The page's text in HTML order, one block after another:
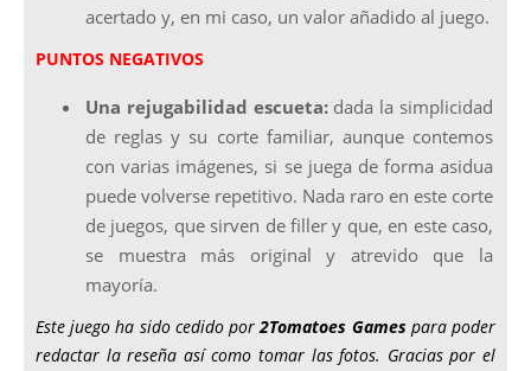
acertado y, en mi caso, un valor añadido al juego.
PUNTOS NEGATIVOS
Una rejugabilidad escueta:dada la simplicidad
de reglas y su corte familiar, aunque contemos
con varias imágenes, si se juega de forma asidua
puede volverse repetitivo. Nada raro en este corte
de juegos, que sirven de filler y que, en este caso,
se muestra más original y atrevido que la
mayoría.
Este juego ha sido cedido por2Tomatoes Games para poder
redactar la reseña así como tomar las fotos. Gracias por el